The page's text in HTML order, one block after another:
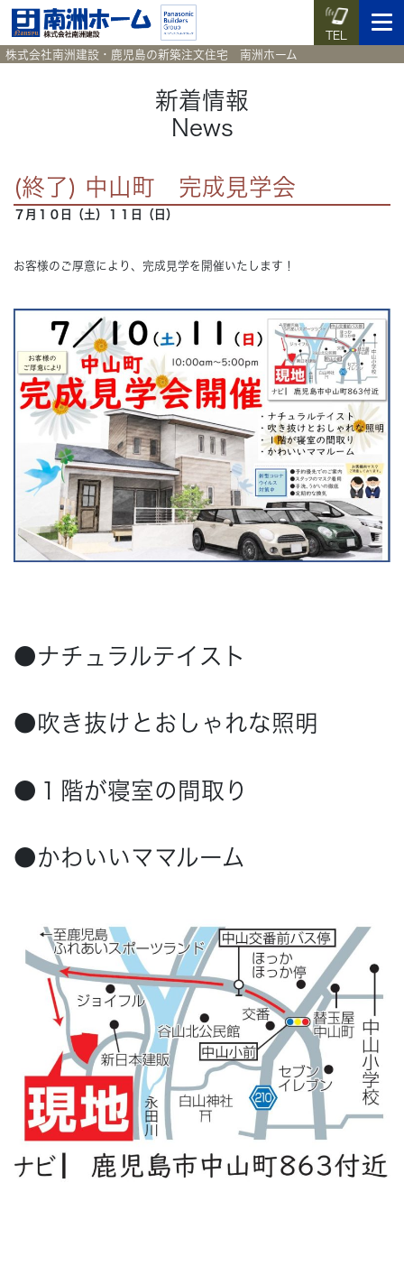
TEL
HOME ホーム
Voice お客様の声
Blog 暮らしのコラム
Concept コンセプト
Techno EX テクノストラクチャーEX
株式会社南洲建設・鹿児島の新築注文住宅 南洲ホーム
新着情報
News
(終了) 中山町 完成見学会
７月１０日（土）１１日（日）
お客様のご厚意により、完成見学を開催いたします！
●ナチュラルテイスト
●吹き抜けとおしゃれな照明
●１階が寝室の間取り
●かわいいママルーム